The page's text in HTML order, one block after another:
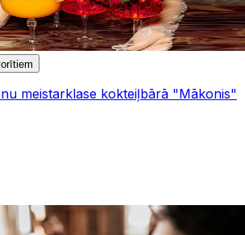
meistarklase kokteiļbārā "Mākonis"